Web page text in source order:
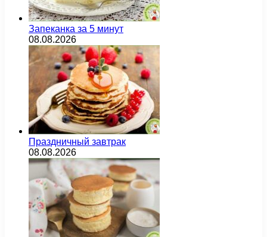
Запеканка за 5 минут
08.08.2026
Праздничный завтрак
08.08.2026